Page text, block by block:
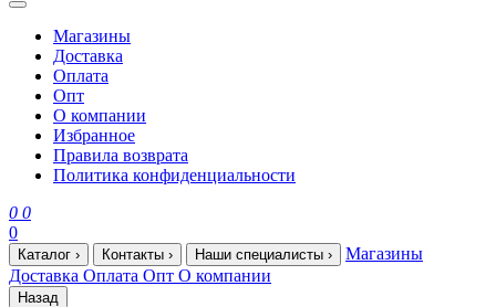
Магазины
Доставка
Оплата
Опт
О компании
Избранное
Правила возврата
Политика конфиденциальности
0 0
0
Каталог › Контакты › Наши специалисты ›
Магазины
Доставка Оплата Опт О компании
Назад